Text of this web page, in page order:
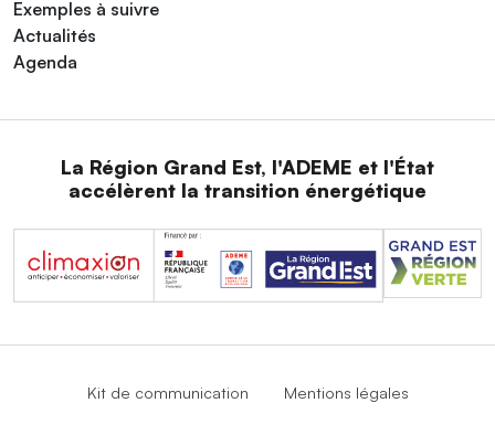
Exemples à suivre
Actualités
Agenda
La Région Grand Est, l'ADEME et l'État
accélèrent la transition énergétique
Kit de communication Mentions légales